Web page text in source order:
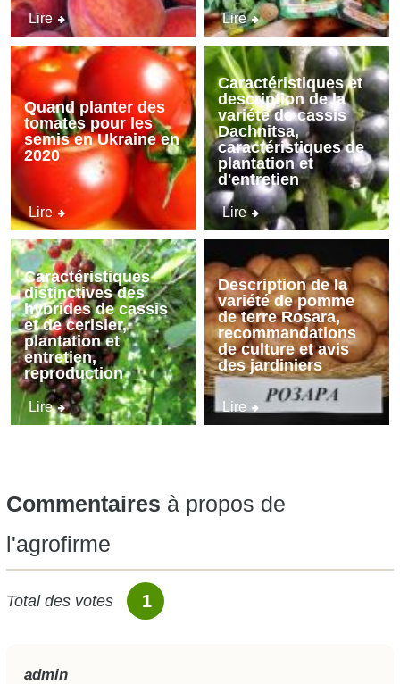
Lire Lire
Quand planter des
tomates pour les
semis en Ukraine en
2020
Lire
Caractéristiques et
description de la
variété de cassis
Dachnitsa,
caractéristiques de
plantation et
d'entretien
Lire
Caractéristiques
distinctives des
hybrides de cassis
et de cerisier,
plantation et
entretien,
reproduction
Lire
Description de la
variété de pomme
de terre Rosara,
recommandations
de culture et avis
des jardiniers
Lire
Commentaires à propos de
l'agrofirme
Total des votes 1
admin